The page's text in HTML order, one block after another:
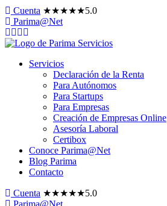
Cuenta ★★★★★5.0
Parima@Net
Servicios
Declaración de la Renta
Para Autónomos
Para Startups
Para Empresas
Creación de Empresas Online
Asesoría Laboral
Certibox
Conoce Parima@Net
Blog Parima
Contacto
Cuenta ★★★★★5.0
Parima@Net